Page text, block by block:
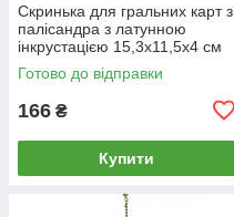
Скринька для гральних карт з
палісандра з латунною
інкрустацією 15,3х11,5х4 см
Готово до відправки
166 ₴
Купити